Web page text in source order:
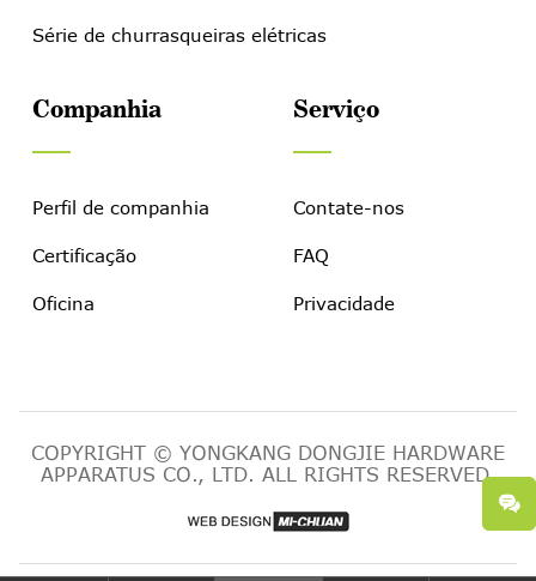
Série de churrasqueiras elétricas
Companhia
Perfil de companhia
Certificação
Oficina
Serviço
Contate-nos
FAQ
Privacidade
COPYRIGHT © YONGKANG DONGJIE HARDWARE
APPARATUS CO., LTD. ALL RIGHTS RESERVED.